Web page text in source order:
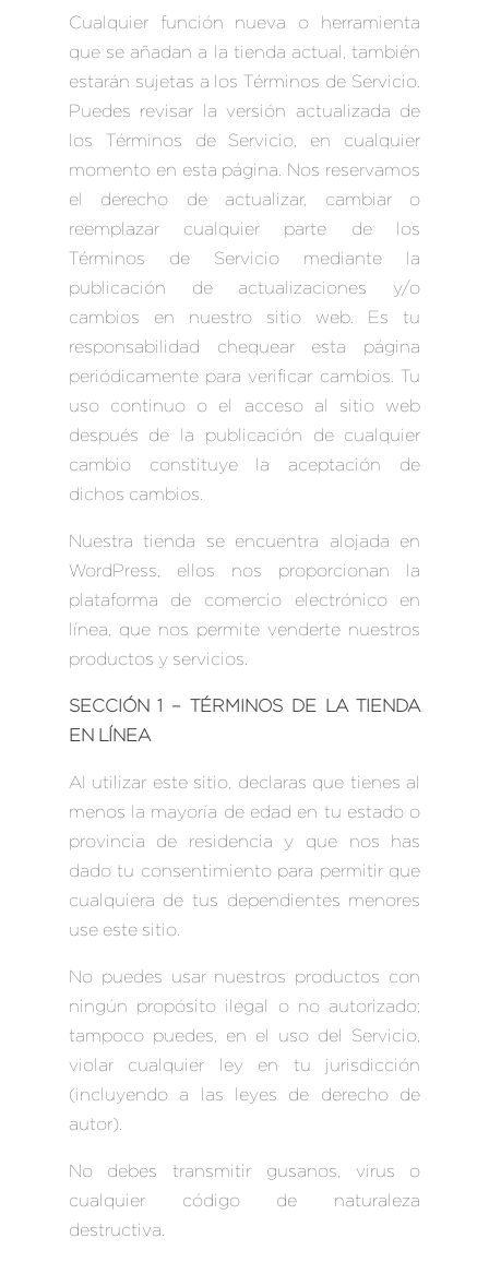
Cualquier función nueva o herramienta
que se añadan a la tienda actual, también
estarán sujetas a los Términos de Servicio.
Puedes revisar la versión actualizada de
los Términos de Servicio, en cualquier
momento en esta página. Nos reservamos
el derecho de actualizar, cambiar o
reemplazar cualquier parte de los
Términos de Servicio mediante la
publicación de actualizaciones y/o
cambios en nuestro sitio web. Es tu
responsabilidad chequear esta página
periódicamente para verificar cambios. Tu
uso continuo o el acceso al sitio web
después de la publicación de cualquier
cambio constituye la aceptación de
dichos cambios.
Nuestra tienda se encuentra alojada en
WordPress, ellos nos proporcionan la
plataforma de comercio electrónico en
línea, que nos permite venderte nuestros
productos y servicios.
SECCIÓN 1 – TÉRMINOS DE LA TIENDA
EN LÍNEA
Al utilizar este sitio, declaras que tienes al
menos la mayoría de edad en tu estado o
provincia de residencia y que nos has
dado tu consentimiento para permitir que
cualquiera de tus dependientes menores
use este sitio.
No puedes usar nuestros productos con
ningún propósito ilegal o no autorizado;
tampoco puedes, en el uso del Servicio,
violar cualquier ley en tu jurisdicción
(incluyendo a las leyes de derecho de
autor).
No debes transmitir gusanos, virus o
cualquier código de naturaleza
destructiva.